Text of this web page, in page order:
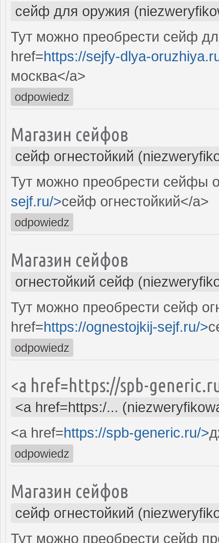
сейф для оружия
Тут можно преобрести сейф
href=https://sejfy-dlya-
москва</a>
odpowiedz
Магазин сейфов
сейф огнестойкий
Тут можно преобрести сейфы
sejf.ru/>сейф огнестойкий</a>
odpowiedz
Магазин сейфов
огнестойкий сейф
Тут можно преобрести сейф
href=https://ognestojkij-sejf.ru/>
odpowiedz
<a href=https://spb-
<a href=https:/...
<a href=https://spb-generic.ru/>
odpowiedz
Магазин сейфов
сейф огнестойкий
Тут можно преобрести сейф